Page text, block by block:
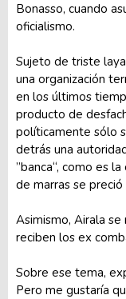
Bonasso, cuando
oficialismo.
Sujeto de triste
una organización
en los últimos
producto de
políticamente sólo
detrás una
”banca“, como es
de marras se
Asimismo, Airala
reciben los ex
Sobre ese tema,
Pero me gustaría